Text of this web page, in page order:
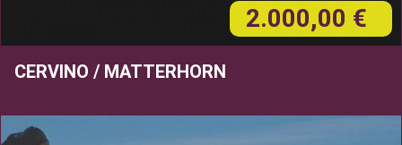
2.000,00 €
CERVINO / MATTERHORN